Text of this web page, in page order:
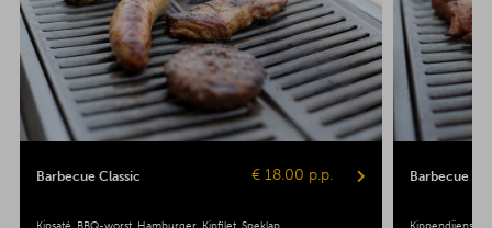
Barbecue Classic € 18.00 p.p. Barbecue